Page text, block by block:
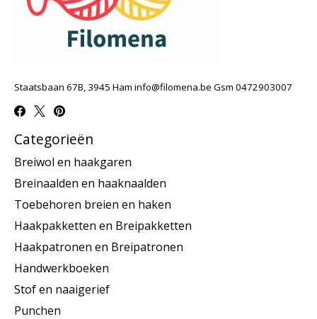
Staatsbaan 67B, 3945 Ham info@filomena.be Gsm 0472903007
Categorieën
Breiwol en haakgaren
Breinaalden en haaknaalden
Toebehoren breien en haken
Haakpakketten en Breipakketten
Haakpatronen en Breipatronen
Handwerkboeken
Stof en naaigerief
Punchen